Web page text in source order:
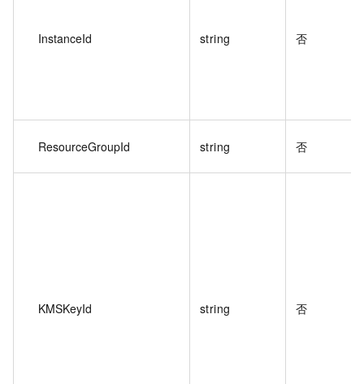
InstanceId string 否
ResourceGroupId string 否
KMSKeyId string 否